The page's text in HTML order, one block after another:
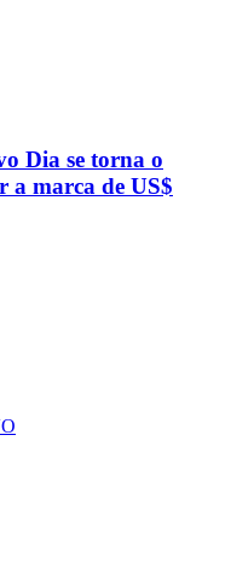
Dia se torna o
a marca de US$